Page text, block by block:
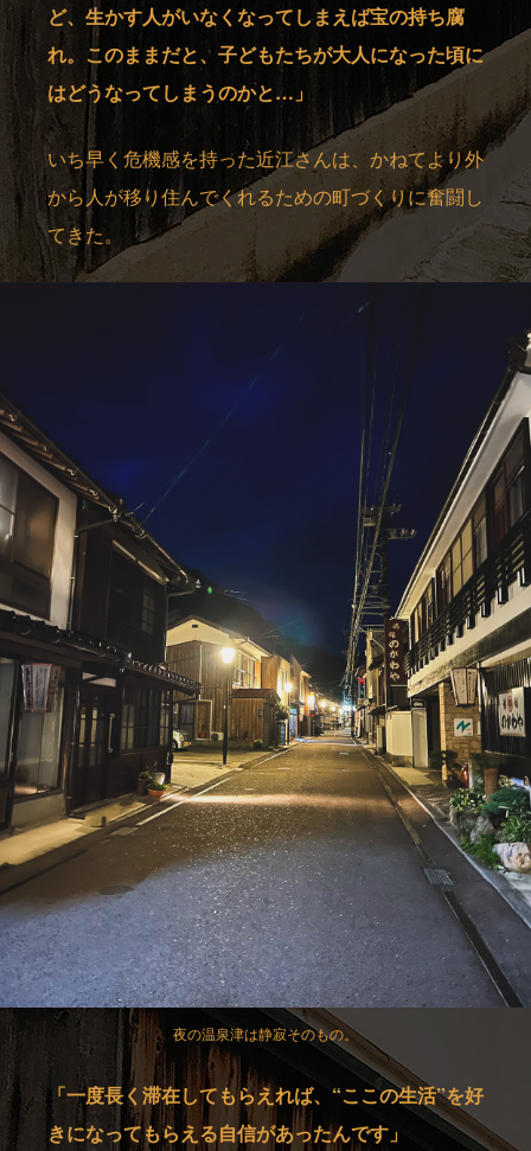
ど、生かす人がいなくなってしまえば宝の持ち腐
れ。このままだと、子どもたちが大人になった頃に
はどうなってしまうのかと…」
いち早く危機感を持った近江さんは、かねてより外
から人が移り住んでくれるための町づくりに奮闘し
てきた。
夜の温泉津は静寂そのもの。
「一度長く滞在してもらえれば、“ここの生活”を好
きになってもらえる自信があったんです」